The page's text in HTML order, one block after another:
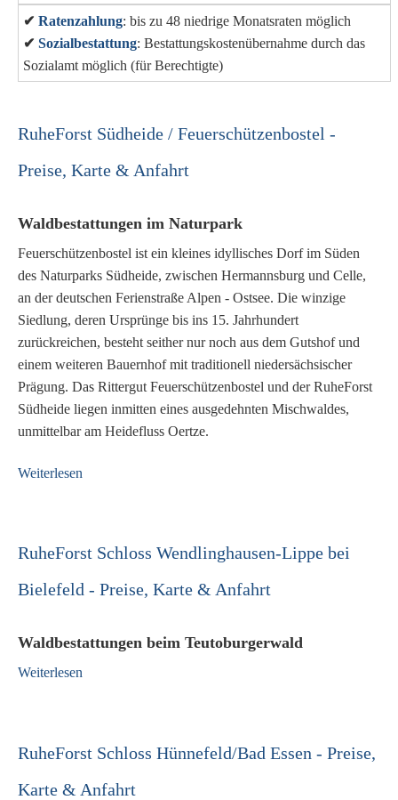
✔ Ratenzahlung: bis zu 48 niedrige Monatsraten möglich
✔ Sozialbestattung: Bestattungskostenübernahme durch das
Sozialamt möglich (für Berechtigte)
RuheForst Südheide / Feuerschützenbostel -
Preise, Karte & Anfahrt
Waldbestattungen im Naturpark
Feuerschützenbostel ist ein kleines idyllisches Dorf im Süden
des Naturparks Südheide, zwischen Hermannsburg und Celle,
an der deutschen Ferienstraße Alpen - Ostsee. Die winzige
Siedlung, deren Ursprünge bis ins 15. Jahrhundert
zurückreichen, besteht seither nur noch aus dem Gutshof und
einem weiteren Bauernhof mit traditionell niedersächsischer
Prägung. Das Rittergut Feuerschützenbostel und der RuheForst
Südheide liegen inmitten eines ausgedehnten Mischwaldes,
unmittelbar am Heidefluss Oertze.
Weiterlesen
RuheForst Schloss Wendlinghausen-Lippe bei
Bielefeld - Preise, Karte & Anfahrt
Waldbestattungen beim Teutoburgerwald
Weiterlesen
RuheForst Schloss Hünnefeld/Bad Essen - Preise,
Karte & Anfahrt